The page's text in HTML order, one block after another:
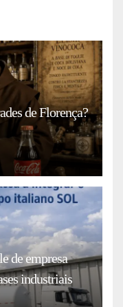
de Florença?
de empresa
industriais